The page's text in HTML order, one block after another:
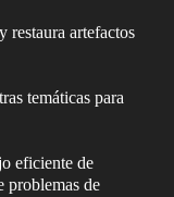
restaura artefactos
temáticas para
eficiente de
problemas de